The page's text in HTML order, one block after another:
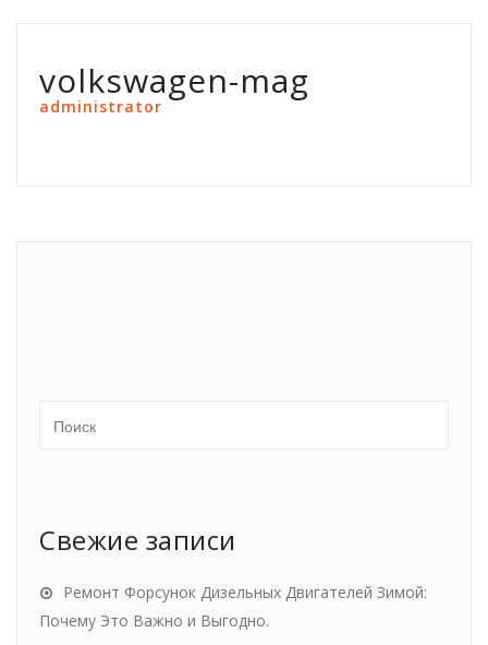
volkswagen-mag
administrator
Свежие записи
Ремонт Форсунок Дизельных Двигателей Зимой:
Почему Это Важно и Выгодно.